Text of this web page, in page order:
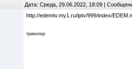
Дата: Среда, 29.06.2022, 18:09 |
http://edemtv.my1.ru/iptv/999/index/
триколор